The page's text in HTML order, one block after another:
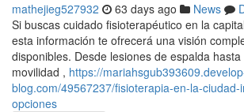
mathejieg527932 63 days ago News
Si buscas cuidado fisioterapéutico en la
esta información te ofrecerá una visión
disponibles. Desde lesiones de espalda
movilidad , https://
blog.com/49567237/fisioterapia-en-la-
opciones